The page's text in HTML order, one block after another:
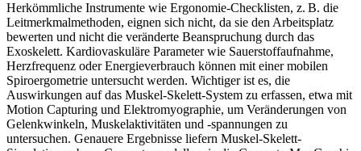
Herkömmliche Instrumente wie Ergonomie-Checklisten, z. B. die
Leitmerkmalmethoden, eignen sich nicht, da sie den Arbeitsplatz
bewerten und nicht die veränderte Beanspruchung durch das
Exoskelett. Kardiovaskuläre Parameter wie Sauerstoffaufnahme,
Herzfrequenz oder Energieverbrauch können mit einer mobilen
Spiroergometrie untersucht werden. Wichtiger ist es, die
Auswirkungen auf das Muskel-Skelett-System zu erfassen, etwa mit
Motion Capturing und Elektromyographie, um Veränderungen von
Gelenkwinkeln, Muskelaktivitäten und -spannungen zu
untersuchen. Genauere Ergebnisse liefern Muskel-Skelett-